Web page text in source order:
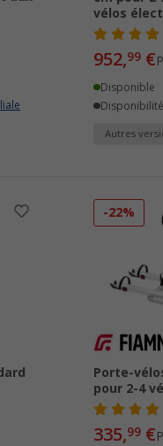
vélos
952,99 €
Disponible
Autres
-22%
Porte-
pour 2-4
335,99 €